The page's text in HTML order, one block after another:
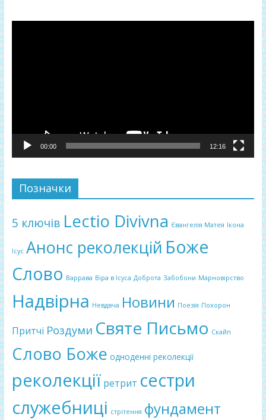
00:00 12:16
Позначки
5 ключів Lectio Divivna Євангелія Матея Ікона
Ісус Анонс реколекцій Боже
Слово Варрава Віра в Ісуса Доброта Забобони Марновірство
Надвірна Невдвча Новини Поезія Похорон
Притчі Роздуми Святе Письмо Скайп
Слово Боже одноденні реколекції
реколекції ретрит сестри
служебниці стрітення фундамент